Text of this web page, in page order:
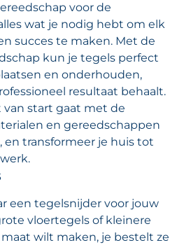
voor de
wat je nodig hebt om elk
succes te maken. Met de
kun je tegels perfect
en onderhouden,
resultaat behaalt.
van start gaat met de
en gereedschappen
en transformeer je huis tot
een tegelsnijder voor jouw
vloertegels of kleinere
wilt maken, je bestelt ze